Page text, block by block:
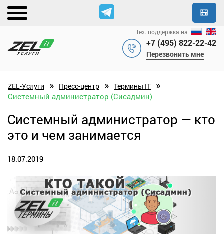
+7 (495) 822-22-42
Перезвонить мне
Тех. поддержка на
ZEL-Услуги » Пресс-центр » Термины IT »
Системный администратор (Сисадмин)
Системный администратор — кто
это и чем занимается
18.07.2019